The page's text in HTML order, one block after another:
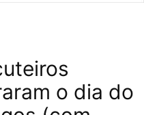
o dia do